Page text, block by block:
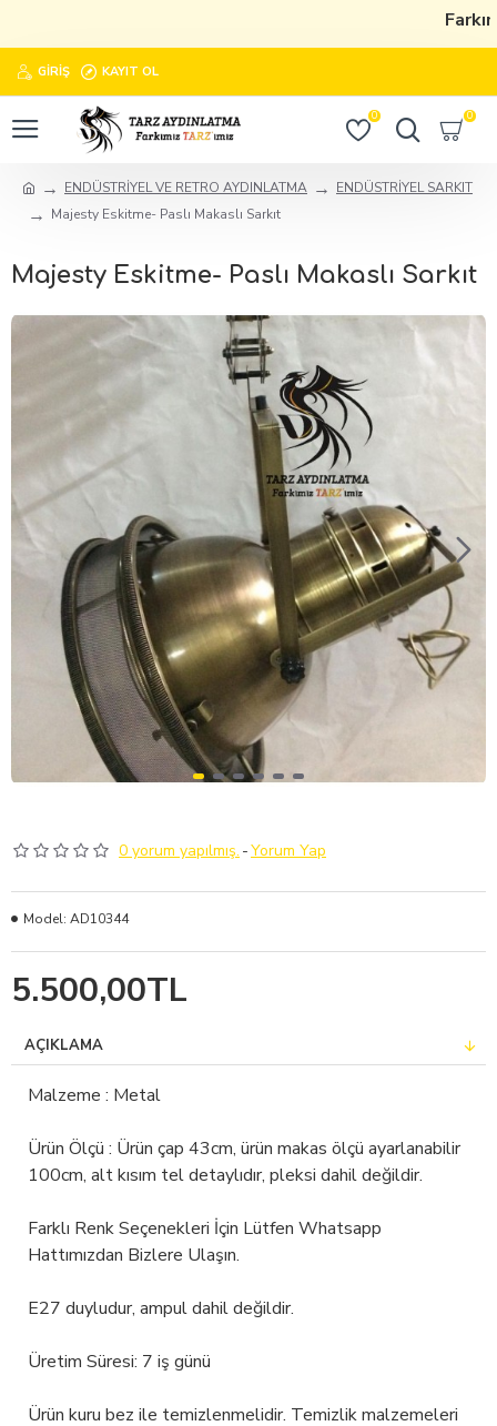
GIRIŞ KAYIT OL
0 0
ENDÜSTRİYEL VE RETRO AYDINLATMA
ENDÜSTRİYEL SARKIT
Majesty Eskitme- Paslı Makaslı Sarkıt
Majesty Eskitme- Paslı Makaslı Sarkıt
0 yorum yapılmış. -Yorum Yap
5.500,00TL
Model: AD10344
AÇIKLAMA
Malzeme : Metal
Ürün Ölçü : Ürün çap 43cm, ürün makas ölçü ayarlanabilir
100cm, alt kısım tel detaylıdır, pleksi dahil değildir.
Farklı Renk Seçenekleri İçin Lütfen Whatsapp
Hattımızdan Bizlere Ulaşın.
E27 duyludur, ampul dahil değildir.
Üretim Süresi: 7 iş günü
Ürün kuru bez ile temizlenmelidir. Temizlik malzemeleri